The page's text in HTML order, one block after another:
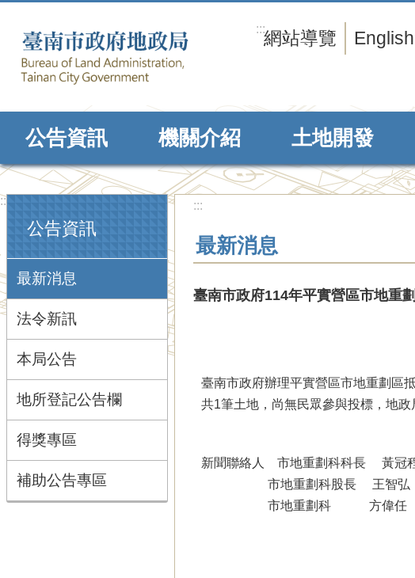
:::網站導覽 English
公告資訊 機關介紹 土地開發
:::
公告資訊
最新消息
法令新訊
本局公告
地所登記公告欄
得獎專區
補助公告專區
:::
最新消息
臺南市政府114年平實營區市地重
臺南市政府辦理平實營區市地重劃區
共1筆土地，尚無民眾參與投標，地
新聞聯絡人 市地重劃科科長 黃冠
市地重劃科股長 王智弘 電
市地重劃科 方偉任 電話